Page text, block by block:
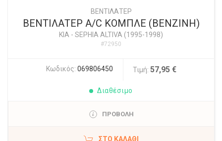
ΒΕΝΤΙΛΑΤΕΡ
ΒΕΝΤΙΛΑΤΕΡ Α/C ΚΟΜΠΛΕ (ΒΕΝΖΙΝΗ)
KIA - SEPHIA ALTIVA (1995-1998)
#72950
Κωδικός: 069806450 Τιμή: 57,95 €
Διαθέσιμο
ΠΡΟΒΟΛΗ
ΣΤΟ ΚΑΛΆΘΙ